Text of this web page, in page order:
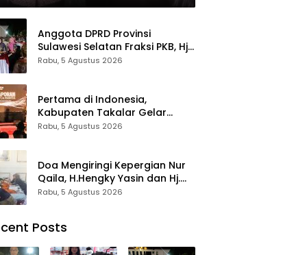
Anggota DPRD Provinsi
Sulawesi Selatan Fraksi PKB, Hj.
Fadilah Fahriana Hadiri Dan
Pengabdian Melalui Malam
Apresiasi dan Inovasi Award
2026
Rabu, 5 Agustus 2026
Pertama di Indonesia,
Kabupaten Takalar Gelar
Malam Apresiasi dan Inovasi
Publik Berprestasi
Rabu, 5 Agustus 2026
Doa Mengiringi Kepergian Nur
Qaila, H.Hengky Yasin dan Hj.
Fadilah Fahriana Hadir
Rabu, 5 Agustus 2026
Posts